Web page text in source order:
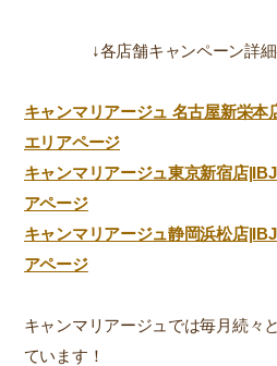
↓各店舗キャンペーン詳
キャンマリアージュ 名古屋新栄本
エリアページ
キャンマリアージュ東京新宿店
アページ
キャンマリアージュ静岡浜松店
アページ
キャンマリアージュでは毎月続々
ています！